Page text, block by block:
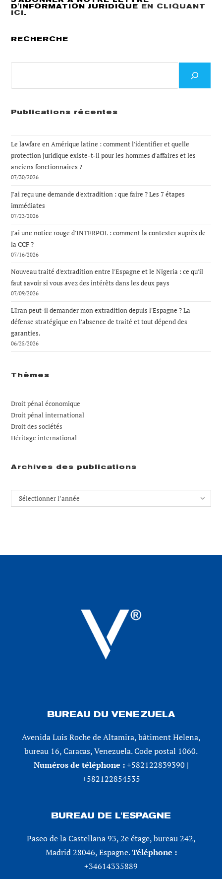
D'INFORMATION JURIDIQUE EN CLIQUANT
ICI.
RECHERCHE
Publications récentes
Le lawfare en Amérique latine : comment l'identifier et quelle
protection juridique existe-t-il pour les hommes d'affaires et les
anciens fonctionnaires ?
07/30/2026
J'ai reçu une demande d'extradition : que faire ? Les 7 étapes
immédiates
07/23/2026
J'ai une notice rouge d'INTERPOL : comment la contester auprès de
la CCF ?
07/16/2026
Nouveau traité d'extradition entre l'Espagne et le Nigeria : ce qu'il
faut savoir si vous avez des intérêts dans les deux pays
07/09/2026
L'Iran peut-il demander mon extradition depuis l'Espagne ? La
défense stratégique en l'absence de traité et tout dépend des
garanties.
06/25/2026
Thèmes
Droit pénal économique
Droit pénal international
Droit des sociétés
Héritage international
Archives des publications
Archives
Sélectionner l’année
BUREAU DU VENEZUELA
Avenida Luis Roche de Altamira, bâtiment Helena,
bureau 16, Caracas, Venezuela. Code postal 1060.
Numéros de téléphone :+582122839390 |
+582122854535
BUREAU DE L'ESPAGNE
Paseo de la Castellana 93, 2e étage, bureau 242,
Madrid 28046, Espagne.Téléphone :
+34614335889